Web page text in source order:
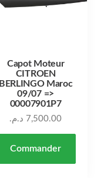
Capot Moteur
CITROEN
BERLINGO Maroc
09/07 =>
00007901P7
7,500.00 د.م.
Commander